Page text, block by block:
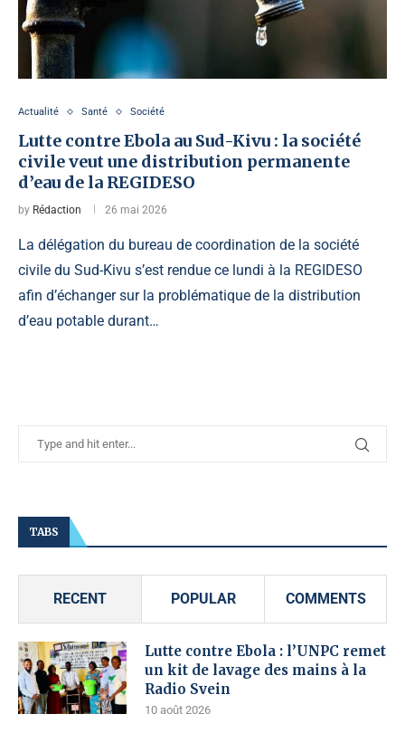
Actualité Santé Société
Lutte contre Ebola au Sud-Kivu : la société
civile veut une distribution permanente
d’eau de la REGIDESO
by Rédaction 26 mai 2026
La délégation du bureau de coordination de la société
civile du Sud-Kivu s’est rendue ce lundi à la REGIDESO
afin d’échanger sur la problématique de la distribution
d’eau potable durant…
TABS
RECENT POPULAR COMMENTS
Lutte contre Ebola : l’UNPC remet
un kit de lavage des mains à la
Radio Svein
10 août 2026